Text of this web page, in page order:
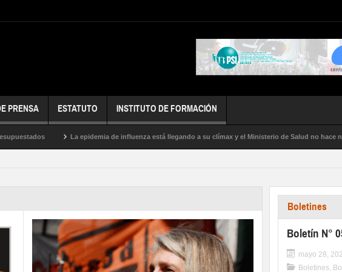
PRENSA ESTATUTO INSTITUTO DE FORMACIÓN
La epidemia de influenza está llegando a su clímax y el Ministerio de Salud no hace nada
Boletines
Boletín N°
mayo 28,
Boletines,